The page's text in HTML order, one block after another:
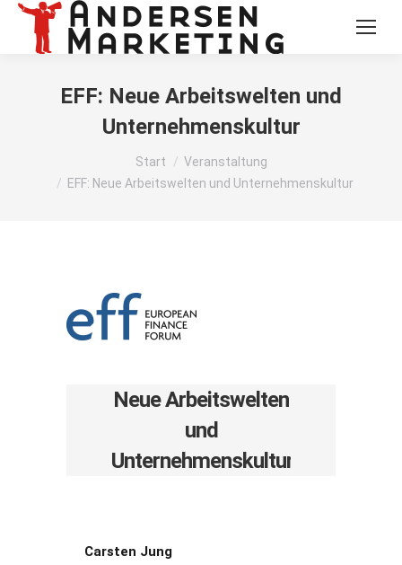
EFF: Neue Arbeitswelten und
Unternehmenskultur
Sie befinden sich hier:Start
Veranstaltung
EFF: Neue Arbeitswelten und Unternehmenskultur
Neue Arbeitswelten
und
Unternehmenskultur
Carsten Jung